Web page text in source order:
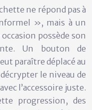
ne répond pas à
», mais à un
occasion possède son
Un bouton de
paraître déplacé au
le niveau de
l’accessoire juste.
progression, des